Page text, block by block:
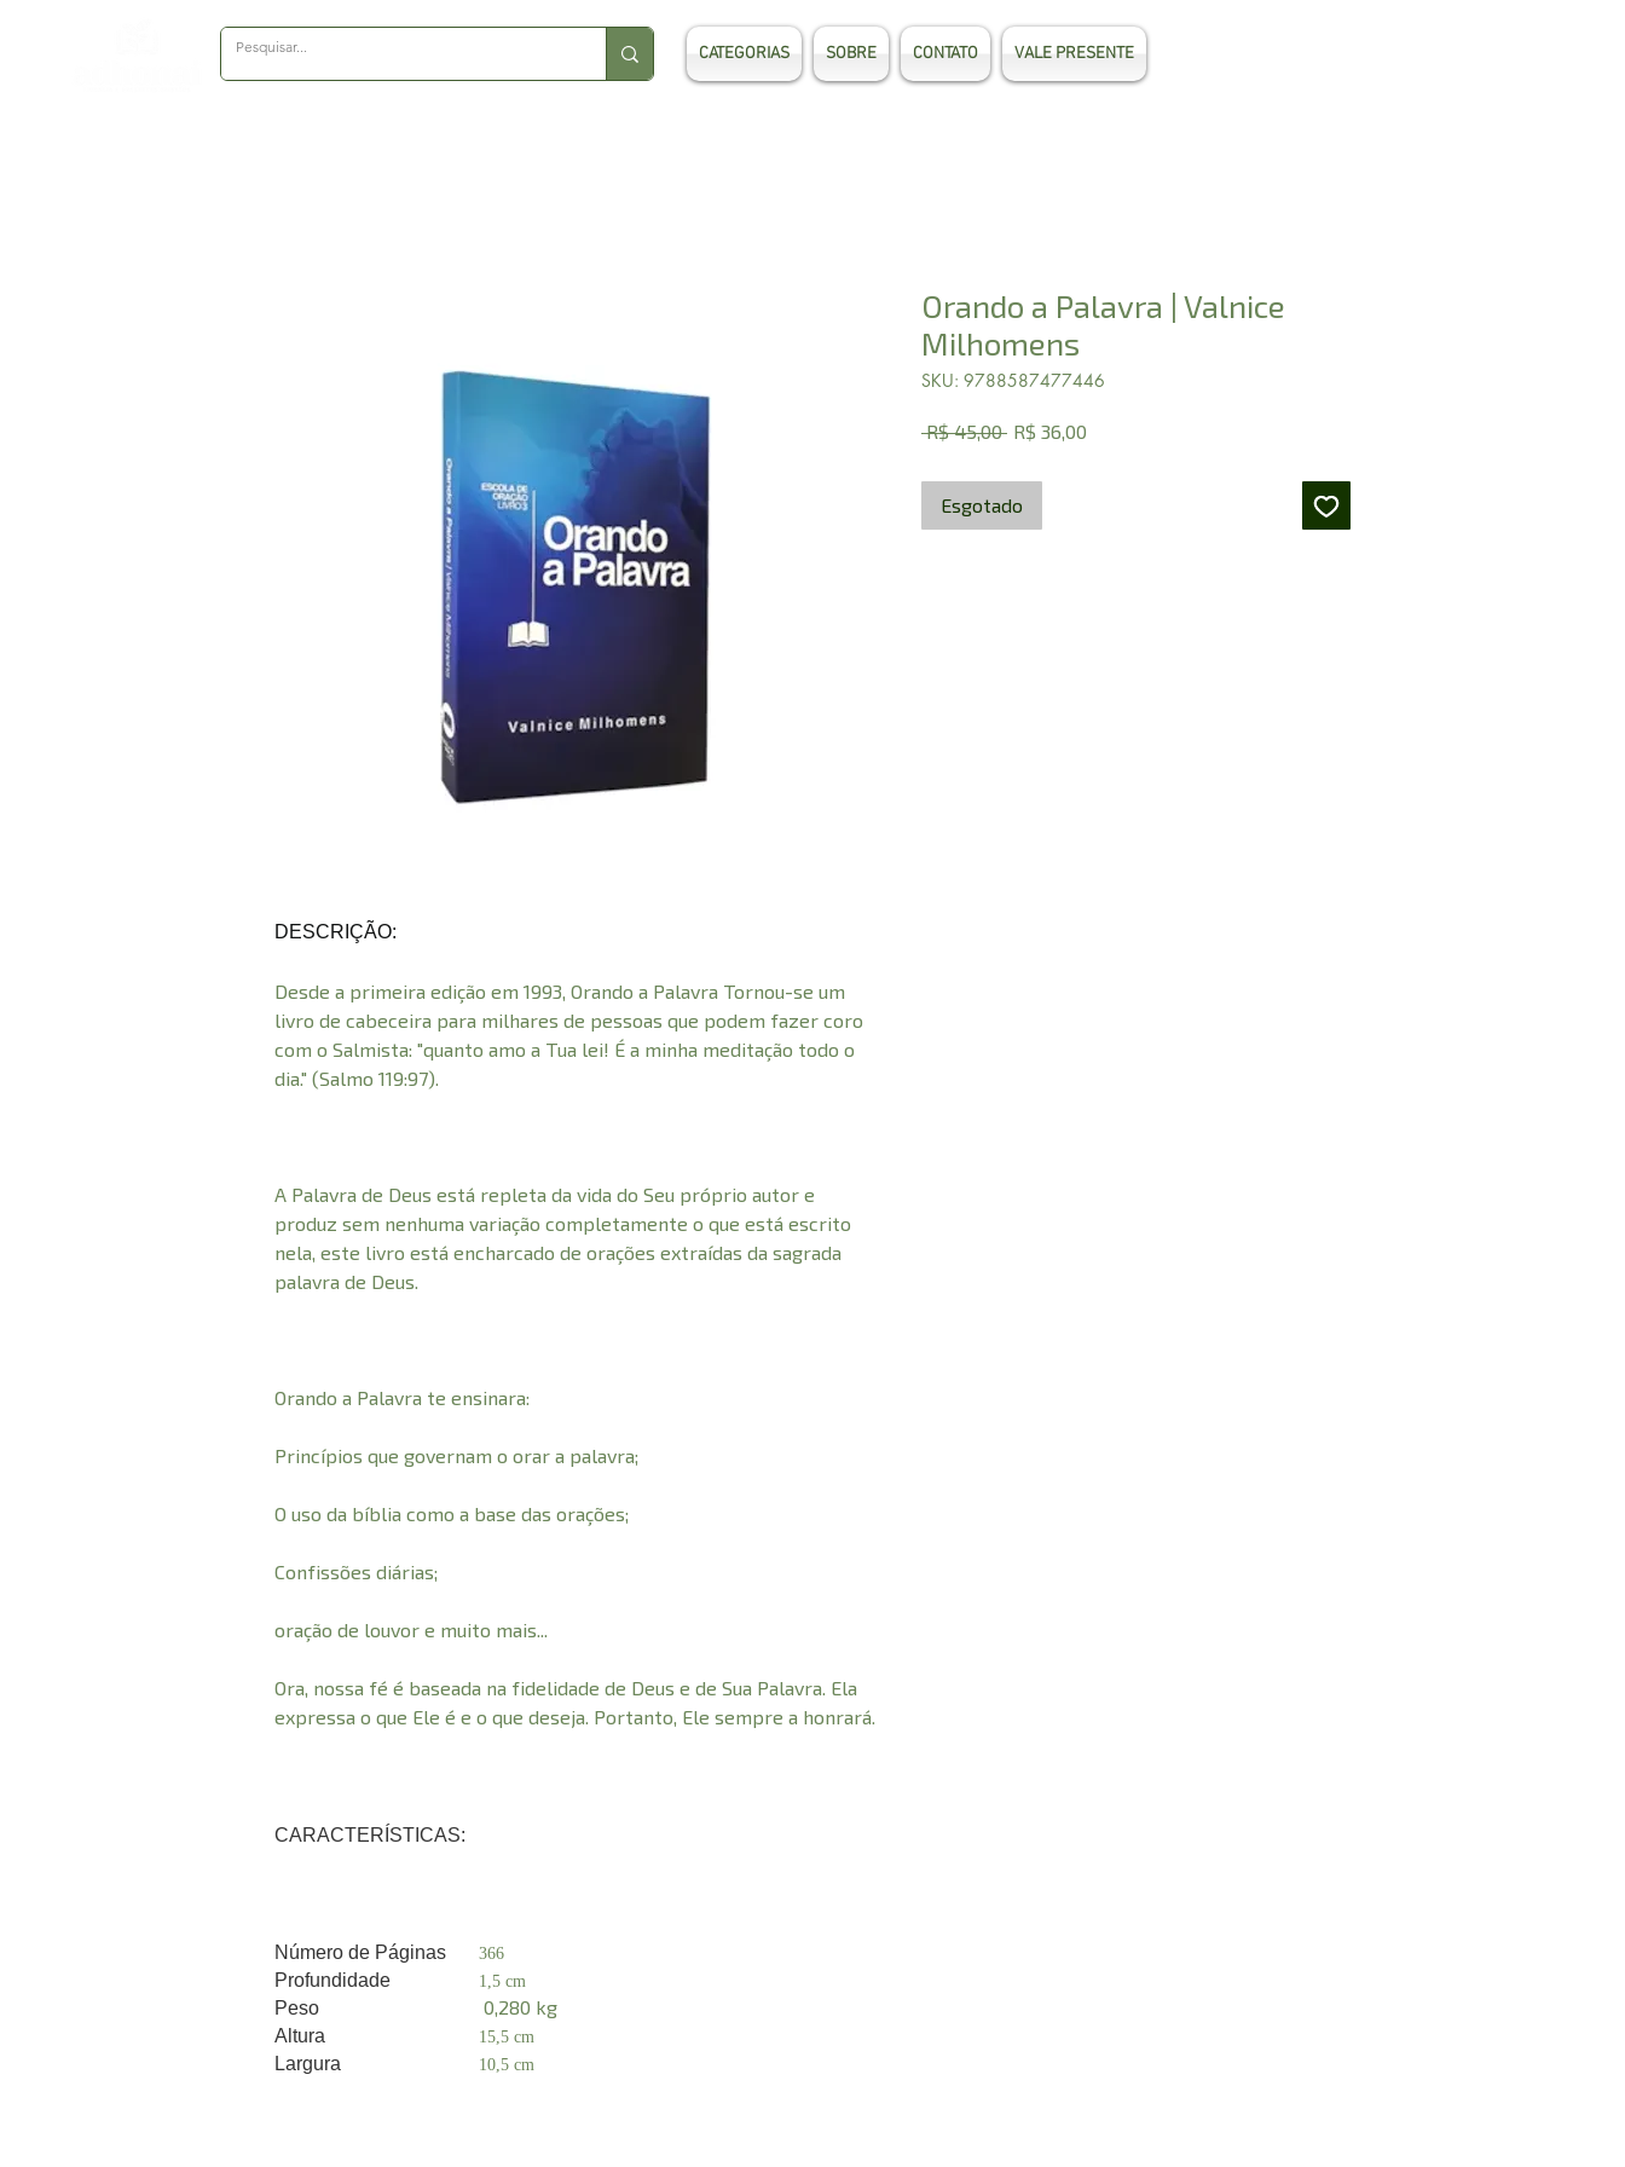
CATEGORIAS SOBRE CONTATO VALE PRESENTE
DESCRIÇÃO:
Desde a primeira edição em 1993, Orando a Palavra Tornou-se um
livro de cabeceira para milhares de pessoas que podem fazer coro
com o Salmista: "quanto amo a Tua lei! É a minha meditação todo o
dia." (Salmo 119:97).
A Palavra de Deus está repleta da vida do Seu próprio autor e
produz sem nenhuma variação completamente o que está escrito
nela, este livro está encharcado de orações extraídas da sagrada
palavra de Deus.
Orando a Palavra te ensinara:
Princípios que governam o orar a palavra;
O uso da bíblia como a base das orações;
Confissões diárias;
oração de louvor e muito mais...
Ora, nossa fé é baseada na fidelidade de Deus e de Sua Palavra. Ela
expressa o que Ele é e o que deseja. Portanto, Ele sempre a honrará.
CARACTERÍSTICAS:
Número de Páginas 366
Profundidade 1,5 cm
Peso 0,280 kg
Altura 15,5 cm
Largura 10,5 cm
Orando a Palavra | Valnice
Milhomens
SKU: 9788587477446
R$ 45,00 Preço
R$ 36,00
Esgotado